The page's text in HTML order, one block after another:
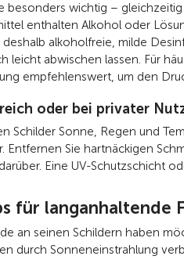
besonders wichtig –
enthalten Alkohol oder
deshalb alkoholfreie, milde
leicht abwischen lassen. Für
empfehlenswert, um den
oder bei privater
Schilder Sonne, Regen und
Entfernen Sie hartnäckigen
Eine UV-Schutzschicht
für langanhaltende
an seinen Schildern haben
durch Sonneneinstrahlung